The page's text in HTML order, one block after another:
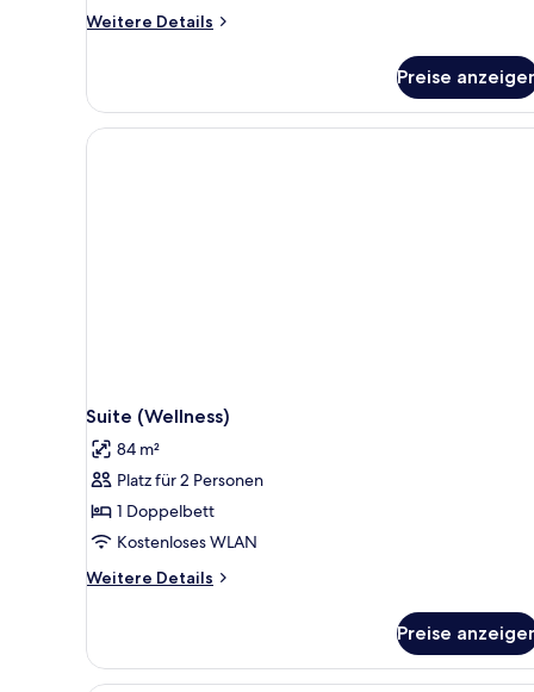
Weitere Details
Weitere
Klassik
Preise
Suite (Wellness)
84 m²
Platz für 2 Personen
1 Doppelbett
Kostenloses WLAN
Weitere Details
Weitere
(Wellness)
Preise